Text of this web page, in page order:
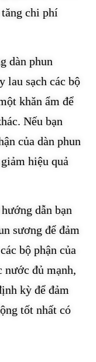
chi phí
dàn phun
lau sạch các bộ
khăn ẩm để
Nếu bạn
của dàn phun
hiệu quả
dẫn bạn
sương để đảm
bộ phận của
nước đủ mạnh,
kỳ để đảm
tốt nhất có